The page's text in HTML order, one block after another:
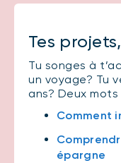
Tes
Tu songes à
un voyage? Tu
ans? Deux
Comment
épargne